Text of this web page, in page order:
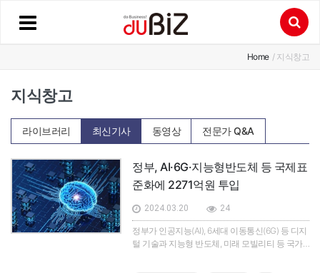
Home / 지식창고
지식창고
라이브러리 최신기사 동영상 전문가 Q&A
정부, AI·6G·지능형반도체 등 국제표
준화에 2271억원 투입
2024.03.20 24
정부가 인공지능(AI), 6세대 이동통신(6G) 등 디지
털 기술과 지능형 반도체, 미래 모빌리티 등 국가